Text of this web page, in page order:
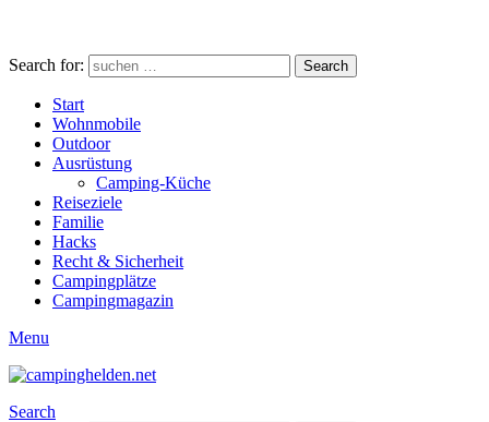
Search for: Search
Start
Wohnmobile
Outdoor
Ausrüstung
Camping-Küche
Reiseziele
Familie
Hacks
Recht & Sicherheit
Campingplätze
Campingmagazin
Menu
Search